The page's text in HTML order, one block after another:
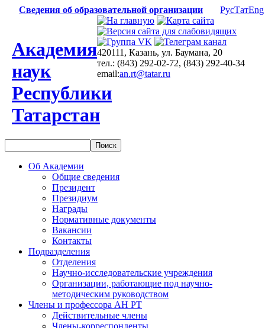
Сведения об образовательной организации РусТатEng
Академия
наук
Республики
Татарстан
420111, Казань, ул. Баумана, 20
тел.: (843) 292-02-72, (843) 292-40-34
email:an.rt@tatar.ru
Об Академии
Общие сведения
Президент
Президиум
Награды
Нормативные документы
Вакансии
Контакты
Подразделения
Отделения
Научно-исследовательские учреждения
Организации, работающие под научно-
методическим руководством
Члены и профессора АН РТ
Действительные члены
Члены-корреспонденты